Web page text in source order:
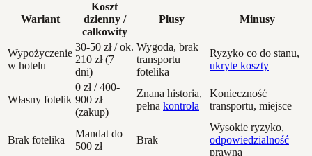
Wariant
Koszt
dzienny /
całkowity
Plusy Minusy
Wypożyczenie
w hotelu
30-50 zł / ok.
210 zł (7
dni)
Wygoda, brak
transportu
fotelika
Ryzyko co do stanu,
ukryte koszty
Własny fotelik
0 zł / 400-
900 zł
(zakup)
Znana historia,
pełna kontrola
Konieczność
transportu, miejsce
Brak fotelika
Mandat do
500 zł
Brak
Wysokie ryzyko,
odpowiedzialność
prawna